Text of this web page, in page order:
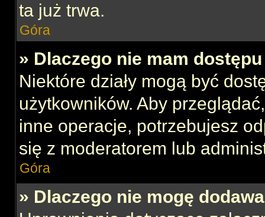
ta już trwa.
Góra
» Dlaczego nie mam dostępu
Niektóre działy mogą być
użytkowników. Aby
inne operacje, potrzebujesz
się z moderatorem lub
Góra
» Dlaczego nie mogę